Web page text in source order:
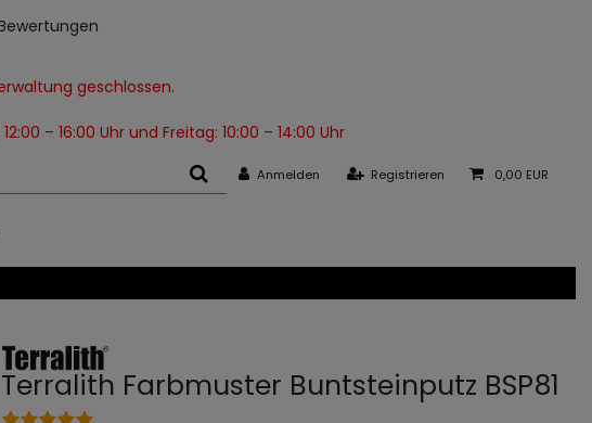
geschlossen.
– 16:00 Uhr und Freitag: 10:00 – 14:00 Uhr
Anmelden Registrieren 0,00 EUR
Terralith Farbmuster Buntsteinputz BSP81